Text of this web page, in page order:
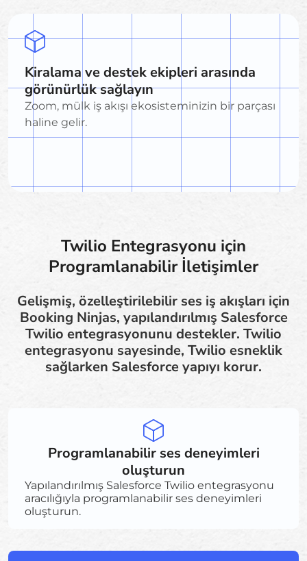
Kiralama ve destek ekipleri arasında
görünürlük sağlayın
Zoom, mülk iş akışı ekosisteminizin bir parçası
haline gelir.
Twilio Entegrasyonu için
Programlanabilir İletişimler
Gelişmiş, özelleştirilebilir ses iş akışları için
Booking Ninjas, yapılandırılmış Salesforce
Twilio entegrasyonunu destekler. Twilio
entegrasyonu sayesinde, Twilio esneklik
sağlarken Salesforce yapıyı korur.
Programlanabilir ses deneyimleri
oluşturun
Yapılandırılmış Salesforce Twilio entegrasyonu
aracılığıyla programlanabilir ses deneyimleri
oluşturun.